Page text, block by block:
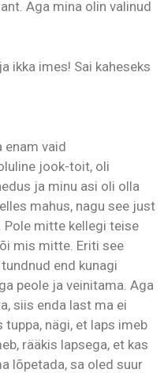
Aga mina olin valinud
ikka imes! Sai kaheseks
enam vaid
jook-toit, oli
ja minu asi oli olla
mahus, nagu see just
mitte kellegi teise
mis mitte. Eriti see
end kunagi
peole ja veinitama. Aga
siis enda last ma ei
nägi, et laps imeb
rääkis lapsega, et kas
lõpetada, sa oled suur